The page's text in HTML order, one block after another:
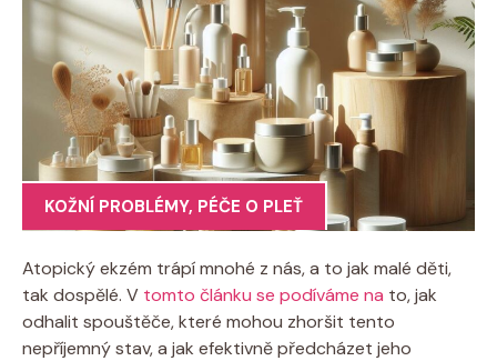
KOŽNÍ PROBLÉMY, PÉČE O PLEŤ
Atopický ekzém ⁤trápí mnohé z nás, a to jak malé‌ děti,
tak dospělé. V tomto článku se podíváme⁤ na ⁤ to, jak
⁣odhalit spouštěče, které mohou ​zhoršit tento
nepříjemný​ stav, a jak efektivně předcházet​ jeho